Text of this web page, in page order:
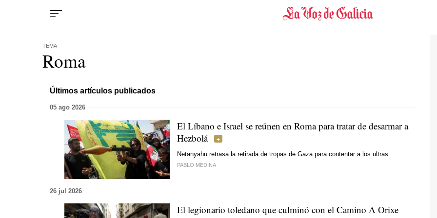
TEMA
Roma
Últimos artículos publicados
05 ago 2026
El Líbano e Israel se reúnen en Roma para tratar de desarmar a
Hezbolá
Netanyahu retrasa la retirada de tropas de Gaza para contentar a los ultras
PABLO MEDINA
26 jul 2026
El legionario toledano que culminó con el Camino A Orixe